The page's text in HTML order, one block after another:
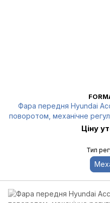
Фара передня Hyundai
поворотом, механічне
Ціну
Тип